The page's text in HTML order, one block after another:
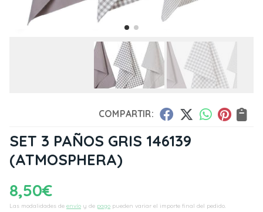
COMPARTIR:
SET 3 PAÑOS GRIS 146139
(ATMOSPHERA)
8,50€
Las modalidades de envío y de pago pueden variar el importe final del pedido.